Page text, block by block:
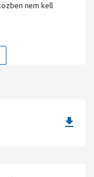
nem kell
download